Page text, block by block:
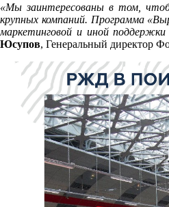
«Мы заинтересованы в том,
крупных компаний. Программа
маркетинговой и иной
Юсупов, Генеральный директор